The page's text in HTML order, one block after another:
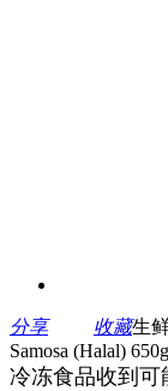
分享 收藏生
Samosa (Halal) 650g
冷冻食品收到